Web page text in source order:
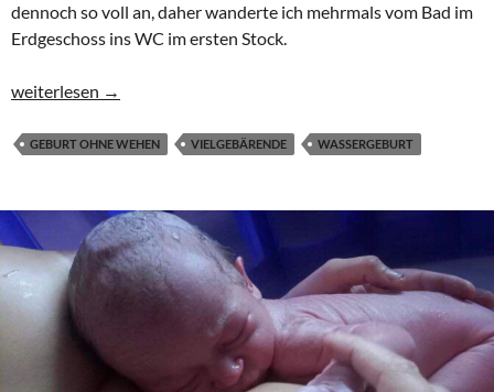
dennoch so voll an, daher wanderte ich mehrmals vom Bad im
Erdgeschoss ins WC im ersten Stock.
Von 2 Uhr nachts bis Matteo in 1:18 Minuten – Unsere 8.
weiterlesen →
GEBURT OHNE WEHEN VIELGEBÄRENDE WASSERGEBURT